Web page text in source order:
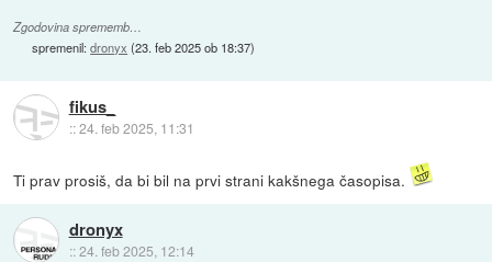
Zgodovina sprememb…
spremenil:dronyx (23. feb 2025 ob 18:37)
fikus_
::24. feb 2025, 11:31
Ti prav prosiš, da bi bil na prvi strani kakšnega časopisa.
dronyx
::24. feb 2025, 12:14